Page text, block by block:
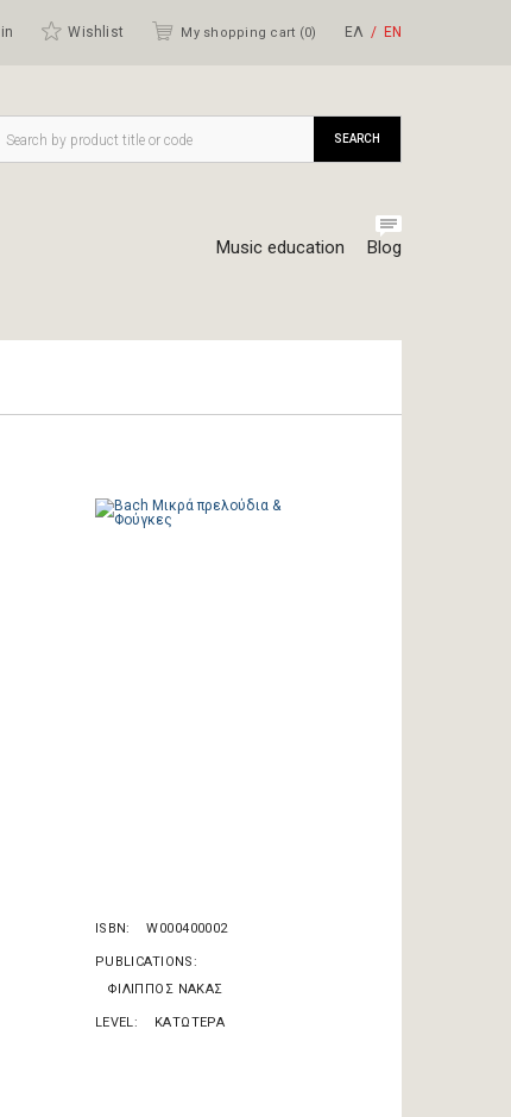
Wishlist My shopping cart (0) ΕΛ ΕΝ
Music education Blog
SEARCH
ISBN W000400002
PUBLICATIONS
ΦΙΛΙΠΠΟΣ ΝΑΚΑΣ
LEVEL ΚΑΤΩΤΕΡΑ